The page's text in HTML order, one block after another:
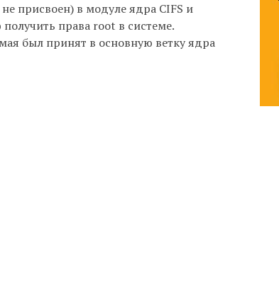
присвоен) в модуле ядра CIFS и
права root в системе.
был принят в основную ветку ядра